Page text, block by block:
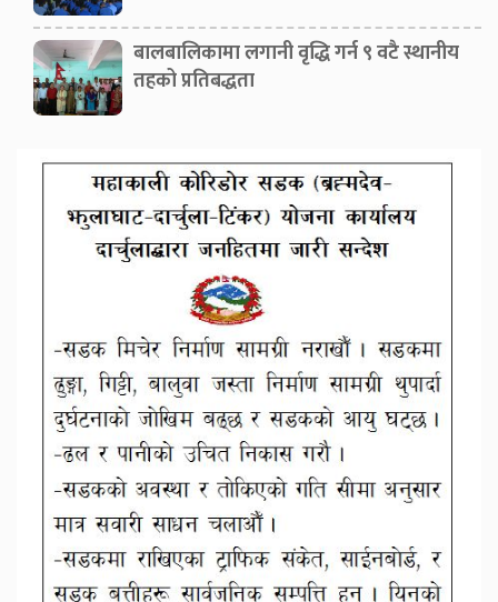
बालबालिकामा लगानी वृद्धि गर्न ९ वटै स्थानीय
तहको प्रतिबद्धता